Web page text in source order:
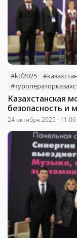
#ktf2025 #казахстан
Казахстанская
безопасность и
24 октября 2025 · 11:06